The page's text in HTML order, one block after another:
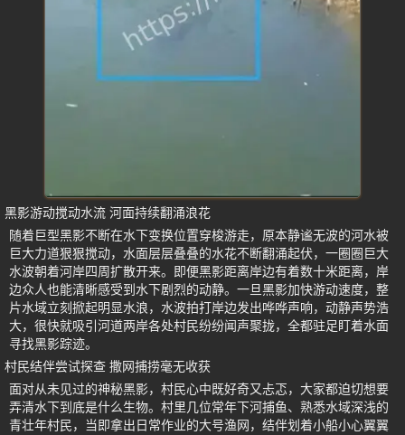
黑影游动搅动水流 河面持续翻涌浪花
随着巨型黑影不断在水下变换位置穿梭游走，原本静谧无波的河水被
巨大力道狠狠搅动，水面层层叠叠的水花不断翻涌起伏，一圈圈巨大
水波朝着河岸四周扩散开来。即便黑影距离岸边有着数十米距离，岸
边众人也能清晰感受到水下剧烈的动静。一旦黑影加快游动速度，整
片水域立刻掀起明显水浪，水波拍打岸边发出哗哗声响，动静声势浩
大，很快就吸引河道两岸各处村民纷纷闻声聚拢，全都驻足盯着水面
寻找黑影踪迹。
村民结伴尝试探查 撒网捕捞毫无收获
面对从未见过的神秘黑影，村民心中既好奇又忐忑，大家都迫切想要
弄清水下到底是什么生物。村里几位常年下河捕鱼、熟悉水域深浅的
青壮年村民，当即拿出日常作业的大号渔网，结伴划着小船小心翼翼